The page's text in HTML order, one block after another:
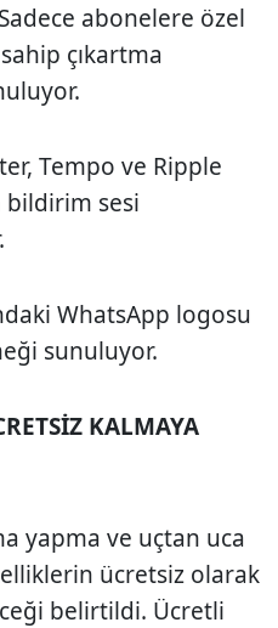
abonelere özel
çıkartma
Tempo ve Ripple
sesi
WhatsApp logosu
sunuluyor.
KALMAYA
yapma ve uçtan uca
ücretsiz olarak
belirtildi. Ücretli